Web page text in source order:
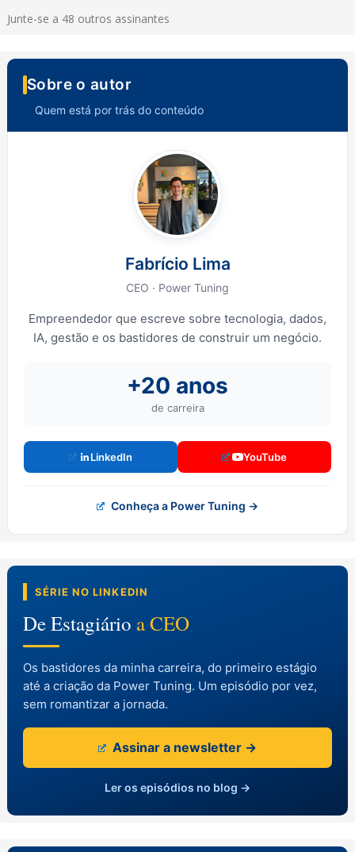
Junte-se a 48 outros assinantes
Sobre o autor
Quem está por trás do conteúdo
Fabrício Lima
CEO · Power Tuning
Empreendedor que escreve sobre tecnologia, dados,
IA, gestão e os bastidores de construir um negócio.
+20 anos
de carreira
LinkedIn YouTube
Conheça a Power Tuning →
SÉRIE NO LINKEDIN
De Estagiário a CEO
Os bastidores da minha carreira, do primeiro estágio
até a criação da Power Tuning. Um episódio por vez,
sem romantizar a jornada.
Assinar a newsletter →
Ler os episódios no blog →